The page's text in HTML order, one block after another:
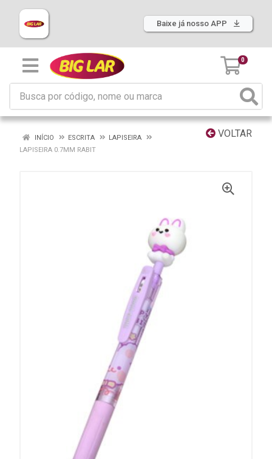
Baixe já nosso APP
0
VOLTAR
INÍCIO ESCRITA
LAPISEIRA
LAPISEIRA 0.7MM RABIT